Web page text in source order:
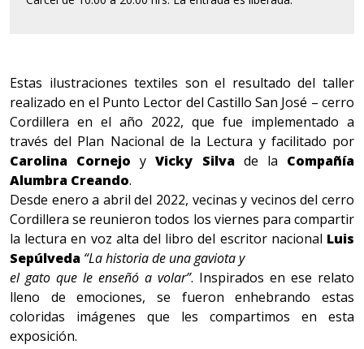
Estas ilustraciones textiles son el resultado del taller
realizado en el Punto Lector del Castillo San José – cerro
Cordillera en el año 2022, que fue implementado a
través del Plan Nacional de la Lectura y facilitado por
Carolina Cornejo yVicky Silvade la Compañía
Alumbra Creando.
Desde enero a abril del 2022, vecinas y vecinos del cerro
Cordillera se reunieron todos los viernes para compartir
la lectura en voz alta del libro del escritor nacional Luis
Sepúlveda “La historia de una gaviota y
el gato que le enseñó a volar”. Inspirados en ese relato
lleno de emociones, se fueron enhebrando estas
coloridas imágenes que les compartimos en esta
exposición.